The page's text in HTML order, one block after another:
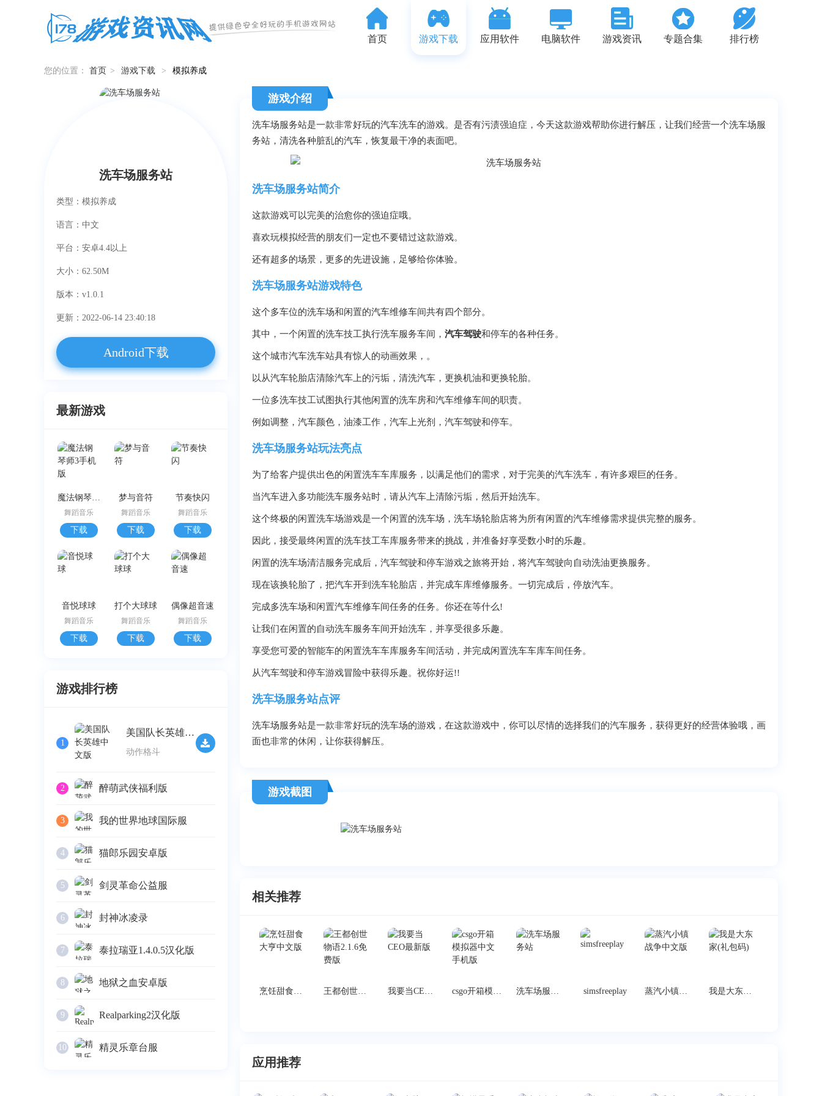
首页 游戏下载 应用软件 电脑软件 游戏资讯 专题合集 排行榜
您的位置： 首页 > 游戏下载 > 模拟养成
类型：模拟养成
语言：中文
平台：安卓4.4以上
大小：62.50M
版本：v1.0.1
更新：2022-06-14 23:40:18
Android下载
最新游戏
魔法钢琴师3手机版
舞蹈音乐
下载
梦与音符
舞蹈音乐
下载
节奏快闪
舞蹈音乐
下载
音悦球球
舞蹈音乐
下载
打个大球球
舞蹈音乐
下载
偶像超音速
舞蹈音乐
下载
游戏排行榜
1
美国队长英雄中文版
动作格斗
2 醉萌武侠福利版
3 我的世界地球国际服
4 猫郎乐园安卓版
5 剑灵革命公益服
6 封神冰凌录
7 泰拉瑞亚1.4.0.5汉化版
8 地狱之血安卓版
9 Realparking2汉化版
10 精灵乐章台服
游戏介绍
洗车场服务站
洗车场服务站是一款非常好玩的汽车洗车的游戏。是否有污渍强迫症，今天这款游戏帮助你进行解压，让我们经营一个洗车场服
务站，清洗各种脏乱的汽车，恢复最干净的表面吧。
洗车场服务站简介
这款游戏可以完美的治愈你的强迫症哦。
喜欢玩模拟经营的朋友们一定也不要错过这款游戏。
还有超多的场景，更多的先进设施，足够给你体验。
洗车场服务站游戏特色
这个多车位的洗车场和闲置的汽车维修车间共有四个部分。
其中，一个闲置的洗车技工执行洗车服务车间， 汽车驾驶和停车的各种任务。
这个城市汽车洗车站具有惊人的动画效果，。
以从汽车轮胎店清除汽车上的污垢，清洗汽车，更换机油和更换轮胎。
一位多洗车技工试图执行其他闲置的洗车房和汽车维修车间的职责。
例如调整，汽车颜色，油漆工作，汽车上光剂，汽车驾驶和停车。
洗车场服务站玩法亮点
为了给客户提供出色的闲置洗车车库服务，以满足他们的需求，对于完美的汽车洗车，有许多艰巨的任务。
当汽车进入多功能洗车服务站时，请从汽车上清除污垢，然后开始洗车。
这个终极的闲置洗车场游戏是一个闲置的洗车场，洗车场轮胎店将为所有闲置的汽车维修需求提供完整的服务。
因此，接受最终闲置的洗车技工车库服务带来的挑战，并准备好享受数小时的乐趣。
闲置的洗车场清洁服务完成后，汽车驾驶和停车游戏之旅将开始，将汽车驾驶向自动洗油更换服务。
现在该换轮胎了，把汽车开到洗车轮胎店，并完成车库维修服务。一切完成后，停放汽车。
完成多洗车场和闲置汽车维修车间任务的任务。你还在等什么!
让我们在闲置的自动洗车服务车间开始洗车，并享受很多乐趣。
享受您可爱的智能车的闲置洗车车库服务车间活动，并完成闲置洗车车库车间任务。
从汽车驾驶和停车游戏冒险中获得乐趣。祝你好运!!
洗车场服务站点评
洗车场服务站是一款非常好玩的洗车场的游戏，在这款游戏中，你可以尽情的选择我们的汽车服务，获得更好的经营体验哦，画
面也非常的休闲，让你获得解压。
游戏截图
相关推荐
烹饪甜食大亨中文版 王都创世物语2.1.6免费版 我要当CEO最新版 csgo开箱模拟器中文手机版 洗车场服务站 simsfreeplay 蒸汽小镇战争中文版 我是大东家(礼包码)
应用推荐